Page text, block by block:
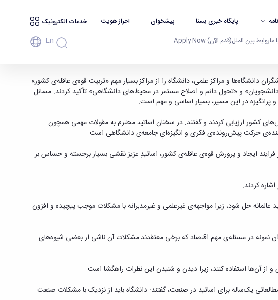
پایگاه خبری بسنا پیشخوان احراز هویت خدمات الکترونیک
ماروابط بین الملل(قدم الآن) Apply Now En
همدان
دانشگاه‌ها و مراکز علمی، دانشگاه را از مراکز بسیار مهم «تربیت قوه‌ی عاقله‌ی کشور»
و «تحول دائم و اصلاح مستمر در محیط‌های دانشگاهی» تأکید کردند: مسائل
پرانگیزه در این مسیر، بسیار اساسی و مهم است.
کشور ارزیابی کردند و گفتند: در سخنان اساتید محترم به مقولات مهمی همچون
حرکت پیش‌رونده‌ی فکری و انگیزه‌ایِ جامعه‌ی دانشگاهی است.
ایجاد و پرورش قوه‌ی عاقله‌ی کشور، اساتیدِ عزیز نقشی بسیار برجسته و حساس بر
کردند.
حل شود، زیرا مواجهه‌ی غیرعلمی و غیرمدبرانه با مشکلات موجب پیچیده و افزون
نمونه در مسئله‌ی مهم اقتصاد که برخی معتقدند مشکلات آن ناشی از بعضی شیوه‌های
و از آن‌ها استفاده کنند، زیرا دیدن و شنیدن این نظرات راهگشا است.
یک‌ساله برای اساتید در صنعت، گفتند: دانشگاه باید از نزدیک با مشکلات صنعت